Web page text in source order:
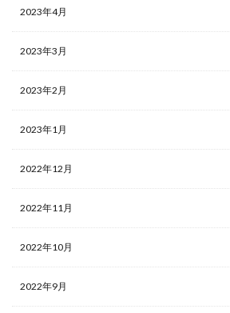
2023年4月
2023年3月
2023年2月
2023年1月
2022年12月
2022年11月
2022年10月
2022年9月